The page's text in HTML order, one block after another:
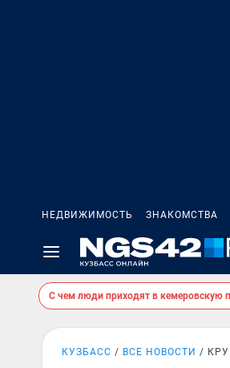
НЕДВИЖИМОСТЬ ЗНАКОМСТВА
С чем люди приходят в кемеровскую
КУЗБАСС ВСЕ НОВОСТИ